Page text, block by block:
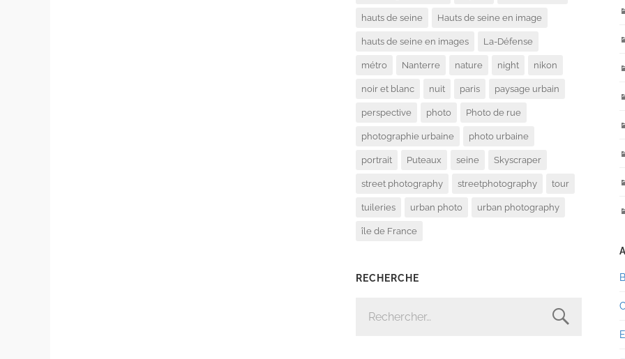
hauts de seine Hauts de seine en image
hauts de seine en images La-Défense
métro Nanterre nature night nikon
noir et blanc nuit paris paysage urbain
perspective photo Photo de rue
photographie urbaine photo urbaine
portrait Puteaux seine Skyscraper
street photography streetphotography tour
tuileries urban photo urban photography
île de France
RECHERCHE